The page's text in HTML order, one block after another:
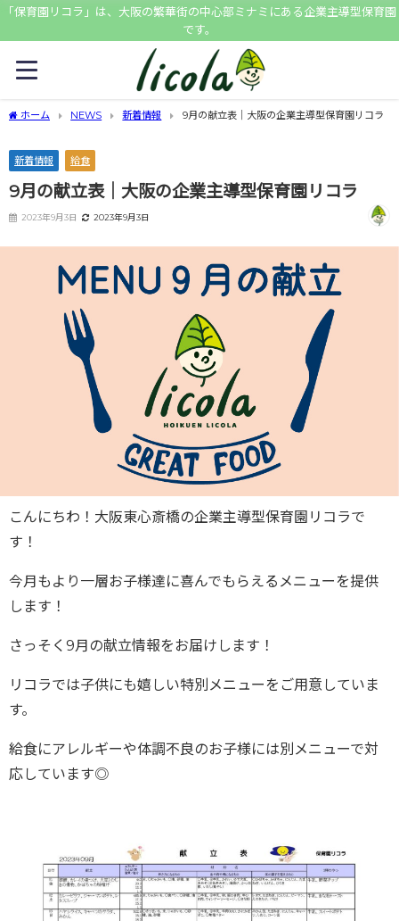
「保育園リコラ」は、大阪の繁華街の中心部ミナミにある企業主導型保育園
です。
ホーム NEWS 新着情報 9月の献立表｜大阪の企業主導型保育園リコラ
新着情報 給食
9月の献立表｜大阪の企業主導型保育園リコラ
2023年9月3日 2023年9月3日
こんにちわ！大阪東心斎橋の企業主導型保育園リコラで
す！
今月もより一層お子様達に喜んでもらえるメニューを提供
します！
さっそく9月の献立情報をお届けします！
リコラでは子供にも嬉しい特別メニューをご用意していま
す。
給食にアレルギーや体調不良のお子様には別メニューで対
応しています◎